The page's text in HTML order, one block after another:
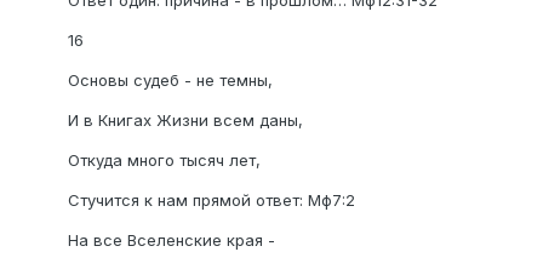
16
Основы судеб - не темны,
И в Книгах Жизни всем даны,
Откуда много тысяч лет,
Стучится к нам прямой ответ: Мф7:2
На все Вселенские края -